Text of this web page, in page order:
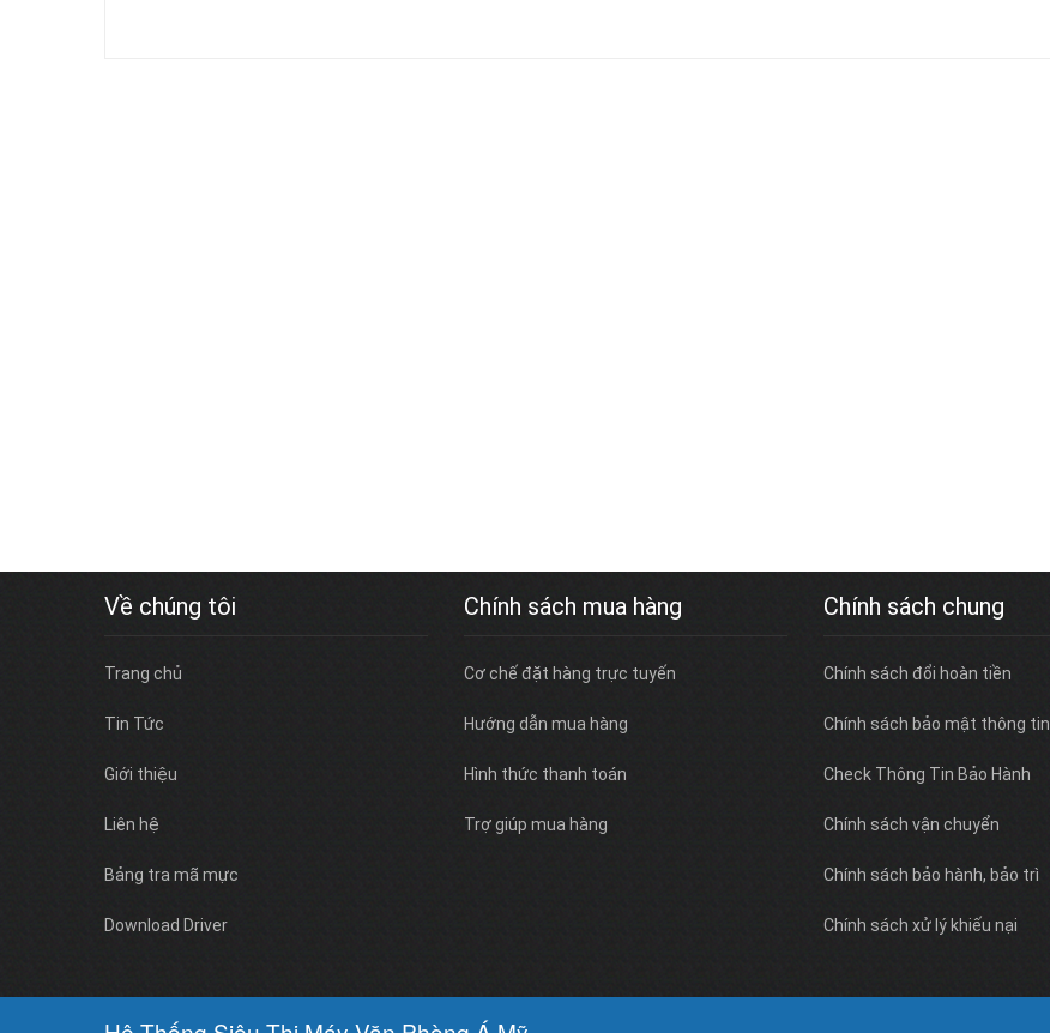
Về chúng tôi
Trang chủ
Tin Tức
Giới thiệu
Liên hệ
Bảng tra mã mực
Download Driver
Chính sách mua hàng
Cơ chế đặt hàng trực tuyến
Hướng dẫn mua hàng
Hình thức thanh toán
Trợ giúp mua hàng
Chính sách chung
Chính sách đổi hoàn tiền
Chính sách bảo mật thông tin
Check Thông Tin Bảo Hành
Chính sách vận chuyển
Chính sách bảo hành, bảo trì
Chính sách xử lý khiếu nại